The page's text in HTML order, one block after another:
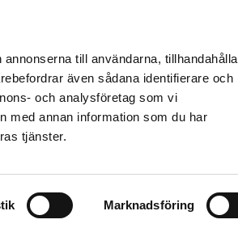
till användarna, tillhandahålla
även sådana identifierare och
och analysföretag som vi
med annan information som du har
tjänster.
Marknadsföring